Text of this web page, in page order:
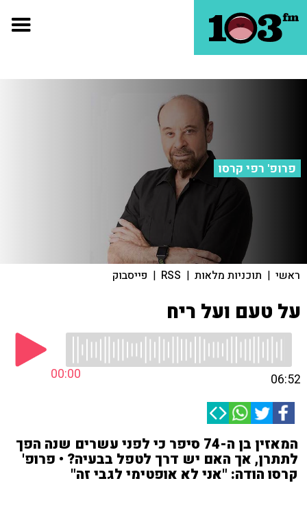
פרופ' רפי קרסו
ראשי | תוכניות מלאות |
RSS
| פייסבוק
על טעם ועל ריח
00:00 06:52
המאזין בן ה-74 סיפר כי לפני עשרים שנה הפך
לתתרן, אך האם יש דרך לטפל בבעיה? • פרופ'
קרסו הודה: "אני לא אופטימי לגבי זה"